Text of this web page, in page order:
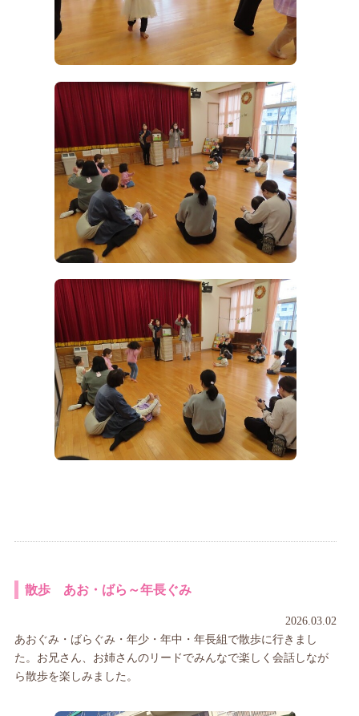
散歩 あお・ばら～年長ぐみ
2026.03.02
あおぐみ・ばらぐみ・年少・年中・年長組で散歩に行きまし
た。お兄さん、お姉さんのリードでみんなで楽しく会話しなが
ら散歩を楽しみました。